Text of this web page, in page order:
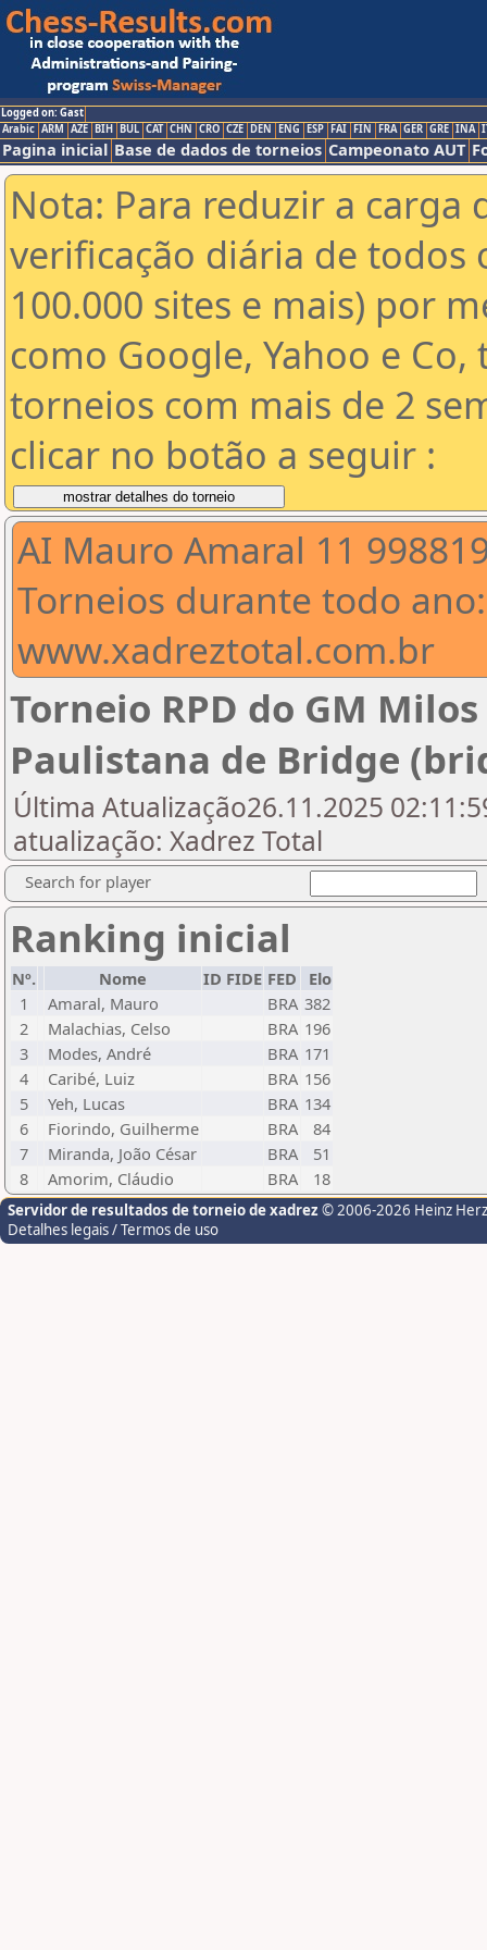
Logged on: Gast
Arabic ARM AZE BIH BUL CAT CHN CRO CZE DEN ENG ESP FAI FIN FRA GER GRE INA
Pagina inicial Base de dados de torneios Campeonato AUT
Nota: Para reduzir a carga
verificação diária de todos
100.000 sites e mais) por
como Google, Yahoo e
torneios com mais de 2
clicar no botão a seguir :
AI Mauro Amaral 11
Torneios durante todo ano:
www.xadreztotal.com.br
Torneio RPD do GM
Paulistana de Bridge
Última Atualização26.11.2025
atualização: Xadrez Total
Search for player
Ranking inicial
Nº. Nome ID FIDE FED
Elo
1
Amaral, Mauro BRA 382
2
Malachias, Celso BRA 196
3
Modes, André BRA 171
4
Caribé, Luiz BRA 156
5
Yeh, Lucas BRA 134
6
Fiorindo, Guilherme BRA
84
7
Miranda, João César BRA
51
8
Amorim, Cláudio BRA 18
Servidor de resultados de torneio de xadrez © 2006-2026 Heinz
Detalhes legais / Termos de uso